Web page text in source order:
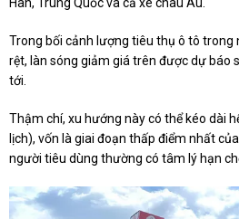
Trong bối cảnh lượng tiêu thụ ô tô trong
rệt, làn sóng giảm giá trên được dự báo
tới.
Thậm chí, xu hướng này có thể kéo dài
lịch), vốn là giai đoạn thấp điểm nhất
người tiêu dùng thường có tâm lý hạn